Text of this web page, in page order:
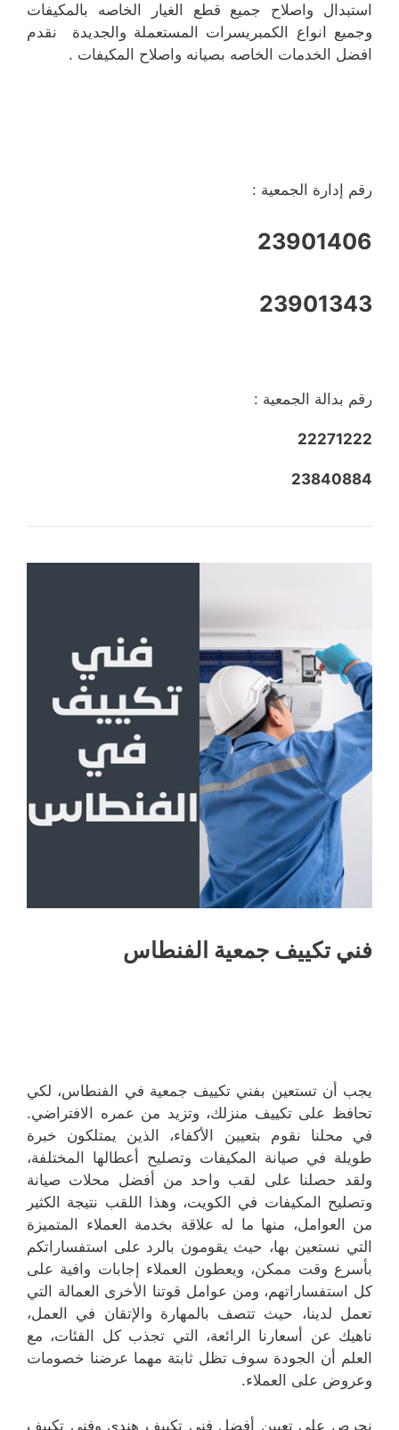
استبدال واصلاح جميع قطع الغيار الخاصه بالمكيفات
وجميع انواع الكمبريسرات المستعملة والجديدة نقدم
افضل الخدمات الخاصه بصيانه واصلاح المكيفات .
رقم إدارة الجمعية :
23901406
23901343
رقم بدالة الجمعية :
22271222
23840884
فني تكييف جمعية الفنطاس
يجب أن تستعين بفني تكييف جمعية في الفنطاس، لكي
تحافظ على تكييف منزلك، وتزيد من عمره الافتراضي.
في محلنا نقوم بتعيين الأكفاء، الذين يمتلكون خبرة
طويلة في صيانة المكيفات وتصليح أعطالها المختلفة،
ولقد حصلنا على لقب واحد من أفضل محلات صيانة
وتصليح المكيفات في الكويت، وهذا اللقب نتيجة الكثير
من العوامل، منها ما له علاقة بخدمة العملاء المتميزة
التي نستعين بها، حيث يقومون بالرد على استفساراتكم
بأسرع وقت ممكن، ويعطون العملاء إجابات وافية على
كل استفساراتهم، ومن عوامل قوتنا الأخرى العمالة التي
تعمل لدينا، حيث تتصف بالمهارة والإتقان في العمل،
ناهيك عن أسعارنا الرائعة، التي تجذب كل الفئات، مع
العلم أن الجودة سوف تظل ثابتة مهما عرضنا خصومات
وعروض على العملاء.
نحرص على تعيبن أفضل فني تكييف هندي وفني تكييف